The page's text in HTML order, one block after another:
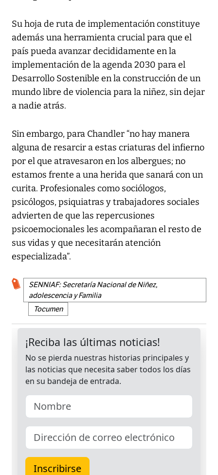
Su hoja de ruta de implementación constituye
además una herramienta crucial para que el
país pueda avanzar decididamente en la
implementación de la agenda 2030 para el
Desarrollo Sostenible en la construcción de un
mundo libre de violencia para la niñez, sin dejar
a nadie atrás.
Sin embargo, para Chandler “no hay manera
alguna de resarcir a estas criaturas del infierno
por el que atravesaron en los albergues; no
estamos frente a una herida que sanará con un
curita. Profesionales como sociólogos,
psicólogos, psiquiatras y trabajadores sociales
advierten de que las repercusiones
psicoemocionales les acompañaran el resto de
sus vidas y que necesitarán atención
especializada”.
SENNIAF: Secretaría Nacional de Niñez,
adolescencia y Familia
Tocumen